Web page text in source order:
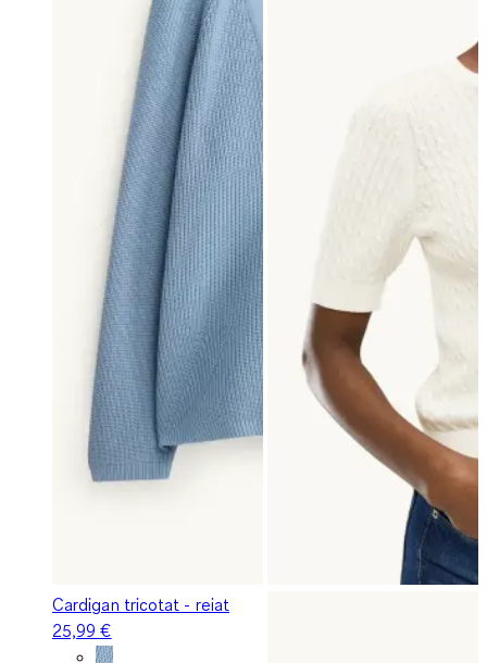
Cardigan tricotat - reiat
25,99 €